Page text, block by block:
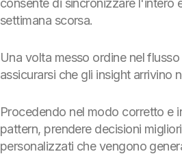
consente di sincronizzare l'intero
settimana scorsa.
Una volta messo ordine nel
assicurarsi che gli insight arrivino
Procedendo nel modo corretto e
pattern, prendere decisioni
personalizzati che vengono